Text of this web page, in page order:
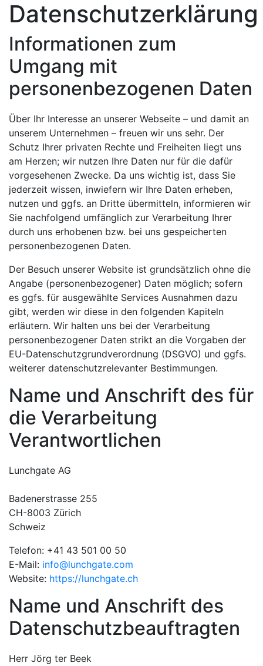
Datenschutzerklärung
Informationen zum
Umgang mit
personenbezogenen Daten
Über Ihr Interesse an unserer Webseite – und damit an
unserem Unternehmen – freuen wir uns sehr. Der
Schutz Ihrer privaten Rechte und Freiheiten liegt uns
am Herzen; wir nutzen Ihre Daten nur für die dafür
vorgesehenen Zwecke. Da uns wichtig ist, dass Sie
jederzeit wissen, inwiefern wir Ihre Daten erheben,
nutzen und ggfs. an Dritte übermitteln, informieren wir
Sie nachfolgend umfänglich zur Verarbeitung Ihrer
durch uns erhobenen bzw. bei uns gespeicherten
personenbezogenen Daten.
Der Besuch unserer Website ist grundsätzlich ohne die
Angabe (personenbezogener) Daten möglich; sofern
es ggfs. für ausgewählte Services Ausnahmen dazu
gibt, werden wir diese in den folgenden Kapiteln
erläutern. Wir halten uns bei der Verarbeitung
personenbezogener Daten strikt an die Vorgaben der
EU-Datenschutzgrundverordnung (DSGVO) und ggfs.
weiterer datenschutzrelevanter Bestimmungen.
Name und Anschrift des für
die Verarbeitung
Verantwortlichen
Lunchgate AG
Badenerstrasse 255
CH-8003 Zürich
Schweiz
Telefon: +41 43 501 00 50
E-Mail: info@lunchgate.com
Website: https://lunchgate.ch
Name und Anschrift des
Datenschutzbeauftragten
Herr Jörg ter Beek